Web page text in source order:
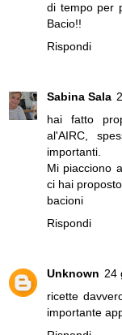
di tempo per
Bacio!!
Rispondi
Sabina Sala
hai fatto
al'AIRC,
importanti.
Mi piacciono
ci hai proposto
bacioni
Rispondi
Unknown 24
ricette
importante